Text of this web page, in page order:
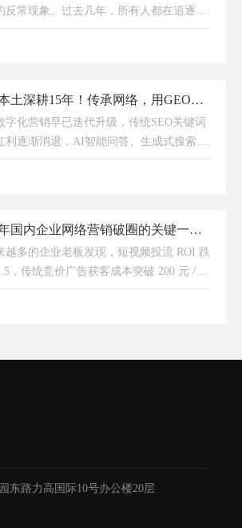
反常现象。过去几年，所有人都在追逐短
直播、小红书、抖音流量，疯狂砸钱做竞
济南本土深耕15年！传承网络，用GEO优化解锁企业AI营销新流量
字化营销早已迭代升级，传统SEO关键词
利逐渐消退，AI智能问答、生成式搜索成
找服务、选企业的核心渠道。对于济南本
2026年国内企业网络营销破圈的关键一定是AI搜索+官网，GEO布局越早越好！
越多的企业老板发现，短视频投流 ROI 跌
，传统竞价广告获客成本突破 200 元 /
经依赖的流量渠道正在集体失效时，2026
东路力高国际10号办公楼20层